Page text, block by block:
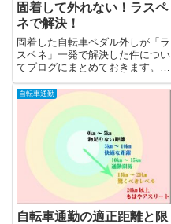
固着して外れない！ラスペ
ネで解決！
固着した自転車ペダル外しが「ラ
スペネ」一発で解決した件につい
てブログにまとめておきます。ロ
ードバイク...
自転車通勤
自転車通勤の適正距離と限